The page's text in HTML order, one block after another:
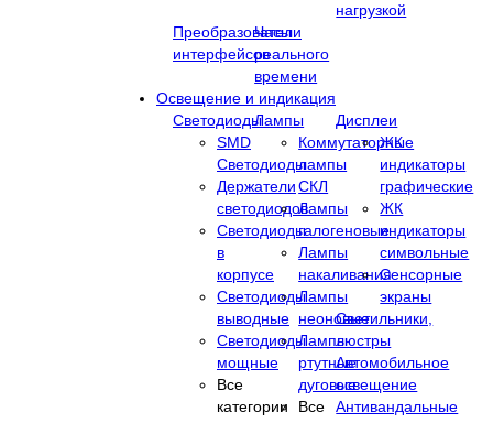
нагрузкой
Преобразователи
интерфейсов
Часы
реального
времени
Освещение и индикация
Светодиоды
SMD
Светодиоды
Держатели
светодиодов
Светодиоды
в
корпусе
Светодиоды
выводные
Светодиоды
мощные
Все
категории
Лампы
Коммутаторные
лампы
СКЛ
Лампы
галогеновые
Лампы
накаливания
Лампы
неоновые
Лампы
ртутные
дуговые
Все
Дисплеи
ЖК
индикаторы
графические
ЖК
индикаторы
символьные
Сенсорные
экраны
Cветильники,
люстры
Автомобильное
освещение
Антивандальные